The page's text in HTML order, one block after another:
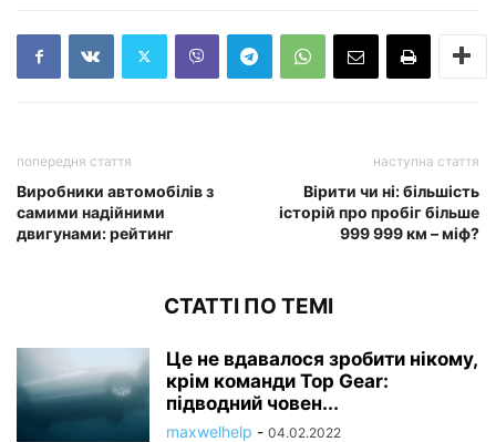
попередня стаття
Виробники автомобілів з
самими надійними
двигунами: рейтинг
наступна стаття
Вірити чи ні: більшість
історій про пробіг більше
999 999 км – міф?
СТАТТІ ПО ТЕМІ
Це не вдавалося зробити нікому,
крім команди Top Gear:
підводний човен...
maxwelhelp - 04.02.2022